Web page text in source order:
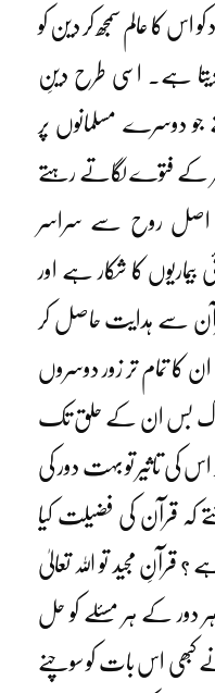
اس کا عالم سمجھ کر دین کو
ہے۔ اسی طرح دینِ
دوسرے مسلمانوں پر
کے فتوے لگاتے رہتے
اصل روح سے سراسر
کا شکار ہے اور
سے ہدایت حاصل کر
کا تمام تر زور دوسروں
پاک بس ان کے حلق تک
کی تاثیر تو بہت دور کی
قرآن کی فضیلت کیا
قرآنِ مجید تو اللہ تعالیٰ
دور کے ہر مسئلے کو حل
اس بات کو سوچنے